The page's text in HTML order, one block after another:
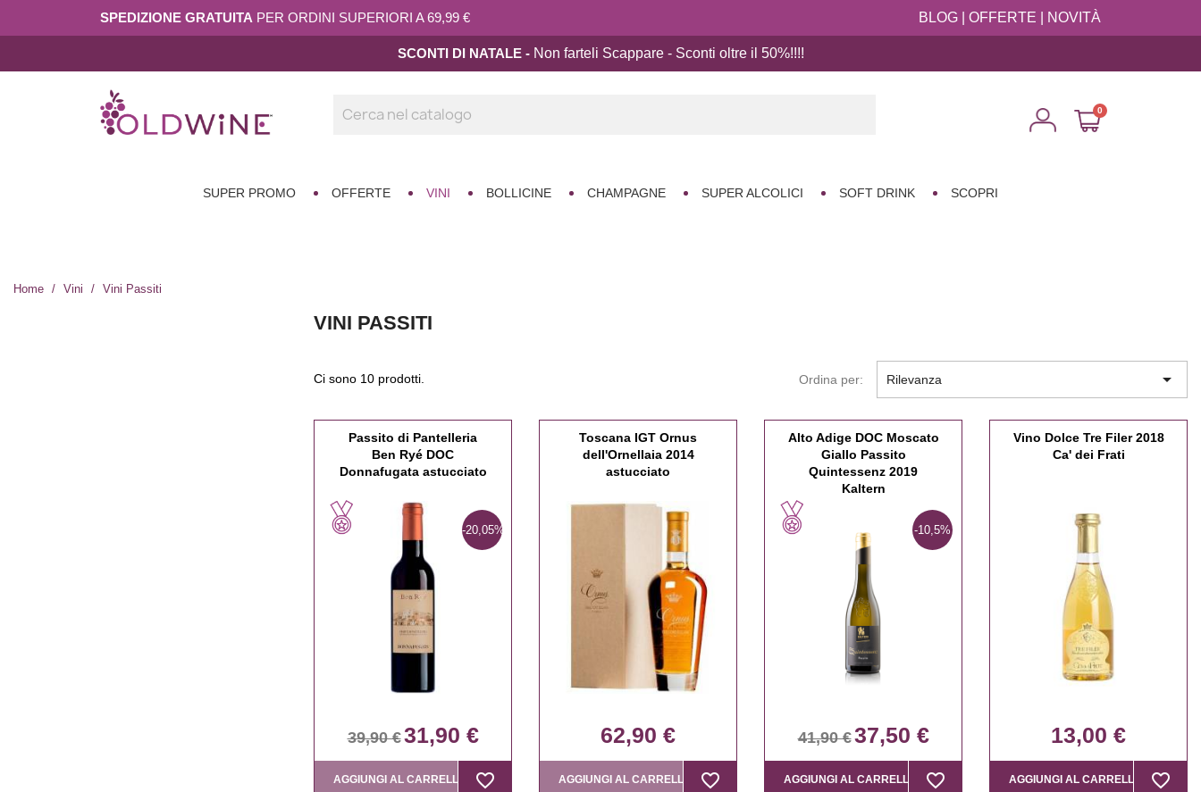
SPEDIZIONE GRATUITA PER ORDINI SUPERIORI A 69,99 € BLOG| OFFERTE NOVITÀ
SCONTI DI NATALE - Non farteli Scappare - Sconti oltre il 50%!!!!
SUPER PROMO OFFERTE VINI BOLLICINE CHAMPAGNE SUPER ALCOLICI SOFT DRINK SCOPRI
Home Vini Vini Passiti
VINI PASSITI
Ci sono 10 prodotti. Ordina per: Rilevanza 
Passito di Pantelleria
Ben Ryé DOC
Donnafugata astucciato
-20,05%
39,90 €31,90 €
AGGIUNGI AL CARRELLO favorite_border
favorite_border
Toscana IGT Ornus
dell'Ornellaia 2014
astucciato
62,90 €
AGGIUNGI AL CARRELLO favorite_border
favorite_border
Alto Adige DOC Moscato
Giallo Passito
Quintessenz 2019
Kaltern
-10,5%
41,90 €37,50 €
AGGIUNGI AL CARRELLO favorite_border
favorite_border
Vino Dolce Tre Filer 2018
Ca' dei Frati
13,00 €
AGGIUNGI AL CARRELLO favorite_border
favorite_border